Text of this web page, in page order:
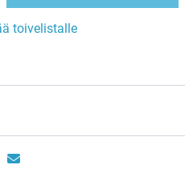
toivelistalle